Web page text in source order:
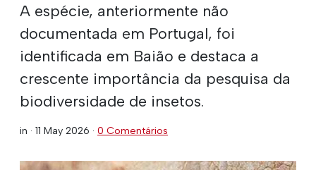
A espécie, anteriormente não
documentada em Portugal, foi
identificada em Baião e destaca a
crescente importância da pesquisa da
biodiversidade de insetos.
in · 11 May 2026 · 0 Comentários